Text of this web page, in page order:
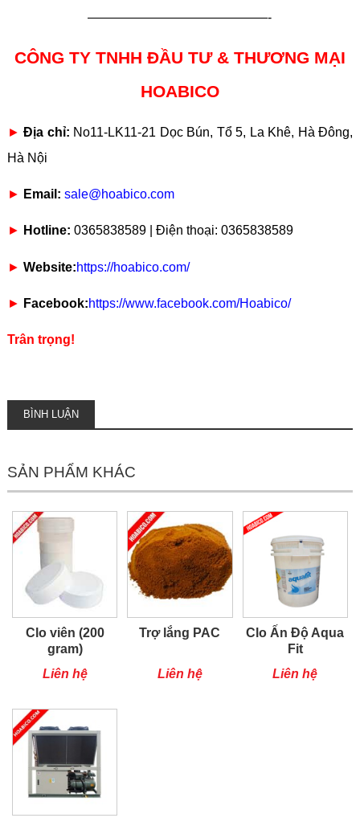
——————————————-
CÔNG TY TNHH ĐẦU TƯ & THƯƠNG MẠI
HOABICO
►Địa chỉ: No11-LK11-21 Dọc Bún, Tổ 5, La Khê, Hà Đông,
Hà Nội
► Email: sale@hoabico.com
► Hotline: 0365838589 | Điện thoại: 0365838589
► Website:https://hoabico.com/
► Facebook:https://www.facebook.com/Hoabico/
Trân trọng!
BÌNH LUẬN
SẢN PHẨM KHÁC
Clo viên (200
gram)
Liên hệ
Trợ lắng PAC
Liên hệ
Clo Ấn Độ Aqua
Fit
Liên hệ